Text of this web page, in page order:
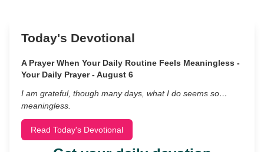
Today's Devotional
A Prayer When Your Daily Routine Feels Meaningless -
Your Daily Prayer - August 6
I am grateful, though many days, what I do seems so…
meaningless.
Read Today's Devotional